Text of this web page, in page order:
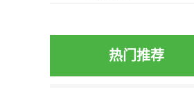
热门推荐